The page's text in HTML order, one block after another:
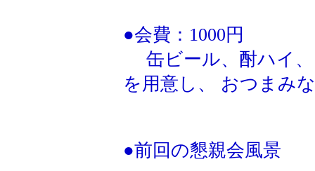
●会費：1000円
缶ビール、酎ハイ
を用意し、 おつまみ
●前回の懇親会風景